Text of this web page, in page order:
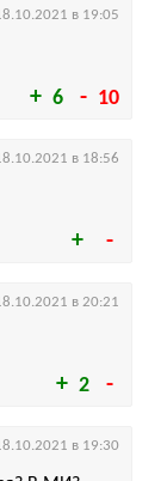
6 10
в 19:05
в 18:56
2
в 20:21
в 19:30